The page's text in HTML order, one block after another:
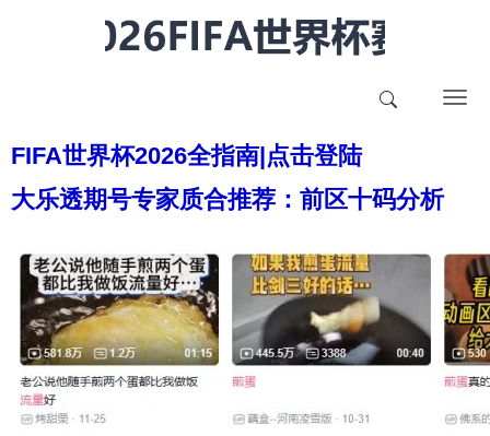
T
n
v
i
g
a
t
FIFA世界杯2026全指南|点击登陆
大乐透期号专家质合推荐：前区十码分析